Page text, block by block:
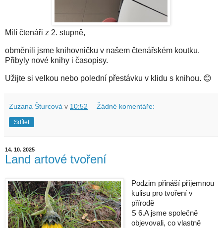
Milí čtenáři z 2. stupně,
obměnili jsme knihovničku v našem čtenářském koutku.
Přibyly nové knihy i časopisy.
Užijte si velkou nebo polední přestávku v klidu s knihou. 😊
Zuzana Šturcová v 10:52 Žádné komentáře:
Sdílet
14. 10. 2025
Land artové tvoření
Podzim přináší příjemnou
kulisu pro tvoření v
přírodě
S 6.A jsme společně
objevovali, co vlastně